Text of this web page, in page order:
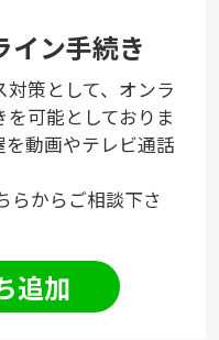
イン手続き
策として、オンラ
可能としておりま
動画やテレビ通話
らからご相談下さ
追加